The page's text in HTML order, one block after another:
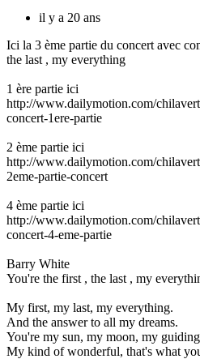
il y a 20 ans
Ici la 3 ème partie du concert avec
the last , my everything
1 ère partie ici
http://www.dailymotion.com/
concert-1ere-partie
2 ème partie ici
http://www.dailymotion.com/
2eme-partie-concert
4 ème partie ici
http://www.dailymotion.com/
concert-4-eme-partie
Barry White
You're the first , the last , my
My first, my last, my everything.
And the answer to all my dreams.
You're my sun, my moon, my guiding
My kind of wonderful, that's what